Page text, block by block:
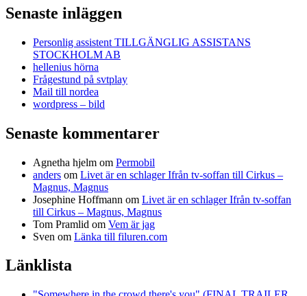
Senaste inläggen
Personlig assistent TILLGÄNGLIG ASSISTANS
STOCKHOLM AB
hellenius hörna
Frågestund på svtplay
Mail till nordea
wordpress – bild
Senaste kommentarer
Agnetha hjelm om Permobil
anders om Livet är en schlager Ifrån tv-soffan till Cirkus –
Magnus, Magnus
Josephine Hoffmann om Livet är en schlager Ifrån tv-soffan
till Cirkus – Magnus, Magnus
Tom Pramlid om Vem är jag
Sven om Länka till filuren.com
Länklista